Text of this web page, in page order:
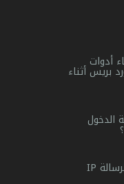
أدوات
بريس أثناء
الدخول
ماذا تفعل عند ظهور هذه الرسالة IP